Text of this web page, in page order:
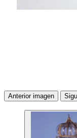
Anterior imagen